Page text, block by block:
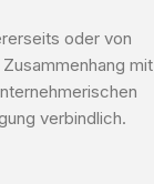
oder von
mit
verbindlich.